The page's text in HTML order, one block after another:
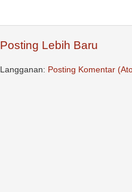
Posting Lebih Baru
Langganan: Posting Komentar